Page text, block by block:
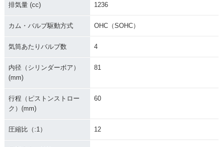
排気量 (cc) 1236
カム・バルブ駆動方式 OHC（SOHC）
気筒あたりバルブ数 4
内径（シリンダーボア）
(mm)
81
行程（ピストンストロー
ク）(mm)
60
圧縮比（:1） 12